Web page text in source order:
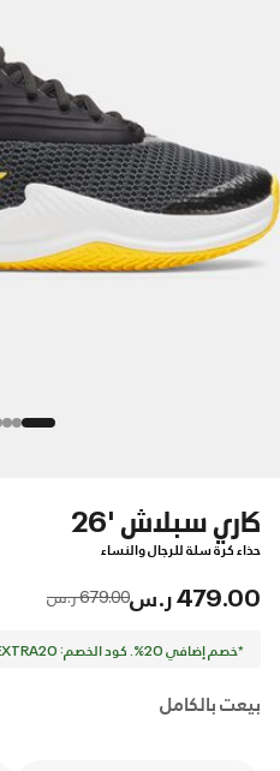
كاري سبلاش '26
حذاء كرة سلة للرجال والنساء
479.00 ر.س Price reduced from
679.00 ر.س to
*خصم إضافي 20%. كود الخصم: EXTRA20
بيعت بالكامل